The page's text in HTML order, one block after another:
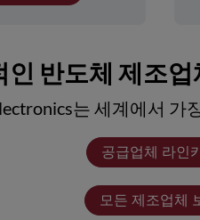
반도체 제조
는 세계에서 가
공급업체 라인
모든 제조업체